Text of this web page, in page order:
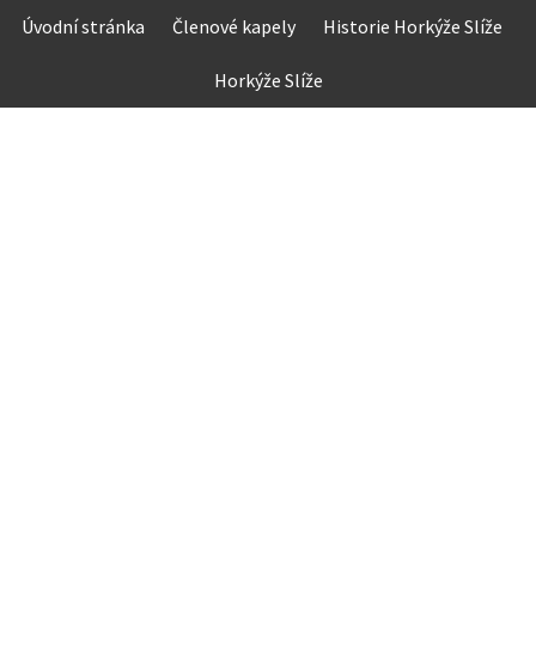
Skip
Úvodní stránka Členové kapely Historie Horkýže Slíže
Horkýže Slíže